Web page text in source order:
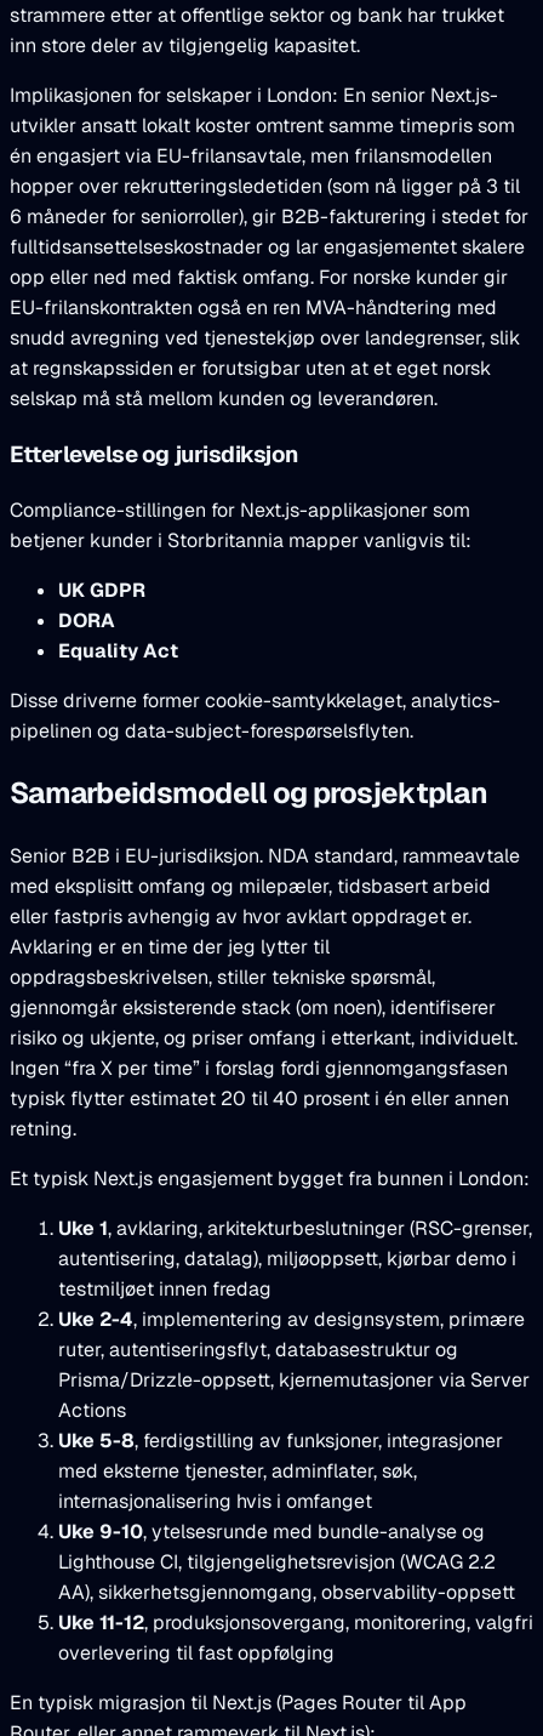
strammere etter at offentlige sektor og bank har trukket
inn store deler av tilgjengelig kapasitet.
Implikasjonen for selskaper i London: En senior Next.js-
utvikler ansatt lokalt koster omtrent samme timepris som
én engasjert via EU-frilansavtale, men frilansmodellen
hopper over rekrutteringsledetiden (som nå ligger på 3 til
6 måneder for seniorroller), gir B2B-fakturering i stedet for
fulltidsansettelseskostnader og lar engasjementet skalere
opp eller ned med faktisk omfang. For norske kunder gir
EU-frilanskontrakten også en ren MVA-håndtering med
snudd avregning ved tjenestekjøp over landegrenser, slik
at regnskapssiden er forutsigbar uten at et eget norsk
selskap må stå mellom kunden og leverandøren.
Etterlevelse og jurisdiksjon
Compliance-stillingen for Next.js-applikasjoner som
betjener kunder i Storbritannia mapper vanligvis til:
UK GDPR
DORA
Equality Act
Disse driverne former cookie-samtykkelaget, analytics-
pipelinen og data-subject-forespørselsflyten.
Samarbeidsmodell og prosjektplan
Senior B2B i EU-jurisdiksjon. NDA standard, rammeavtale
med eksplisitt omfang og milepæler, tidsbasert arbeid
eller fastpris avhengig av hvor avklart oppdraget er.
Avklaring er en time der jeg lytter til
oppdragsbeskrivelsen, stiller tekniske spørsmål,
gjennomgår eksisterende stack (om noen), identifiserer
risiko og ukjente, og priser omfang i etterkant, individuelt.
Ingen “fra X per time” i forslag fordi gjennomgangsfasen
typisk flytter estimatet 20 til 40 prosent i én eller annen
retning.
Et typisk Next.js engasjement bygget fra bunnen i London:
Uke 1, avklaring, arkitekturbeslutninger (RSC-grenser,
autentisering, datalag), miljøoppsett, kjørbar demo i
testmiljøet innen fredag
Uke 2-4, implementering av designsystem, primære
ruter, autentiseringsflyt, databasestruktur og
Prisma/Drizzle-oppsett, kjernemutasjoner via Server
Actions
Uke 5-8, ferdigstilling av funksjoner, integrasjoner
med eksterne tjenester, adminflater, søk,
internasjonalisering hvis i omfanget
Uke 9-10, ytelsesrunde med bundle-analyse og
Lighthouse CI, tilgjengelighetsrevisjon (WCAG 2.2
AA), sikkerhetsgjennomgang, observability-oppsett
Uke 11-12, produksjonsovergang, monitorering, valgfri
overlevering til fast oppfølging
En typisk migrasjon til Next.js (Pages Router til App